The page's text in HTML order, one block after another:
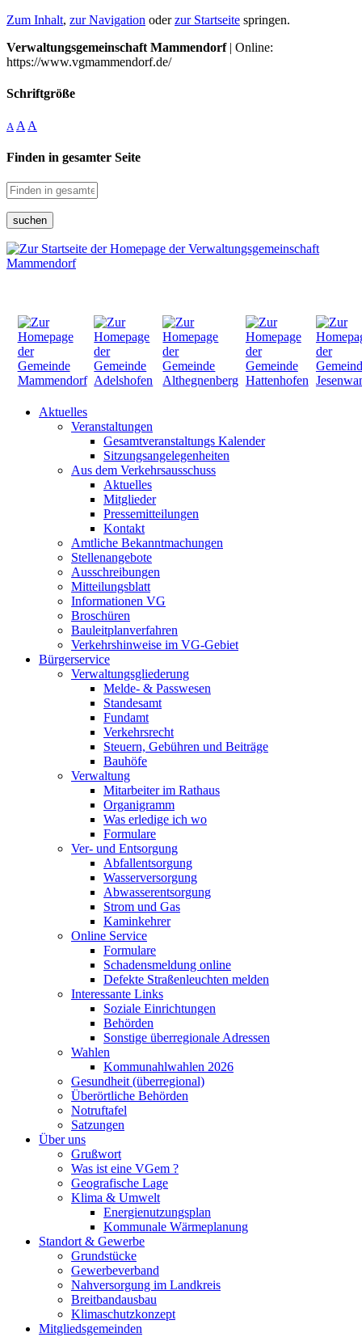
Zum Inhalt, zur Navigation oderzur Startseite springen.
Verwaltungsgemeinschaft Mammendorf| Online:
https://www.vgmammendorf.de/
Schriftgröße
A A A
Finden in gesamter Seite
suchen
Aktuelles
Veranstaltungen
Gesamtveranstaltungs Kalender
Sitzungsangelegenheiten
Aus dem Verkehrsausschuss
Aktuelles
Mitglieder
Pressemitteilungen
Kontakt
Amtliche Bekanntmachungen
Stellenangebote
Ausschreibungen
Mitteilungsblatt
Informationen VG
Broschüren
Bauleitplanverfahren
Verkehrshinweise im VG-Gebiet
Bürgerservice
Verwaltungsgliederung
Melde- & Passwesen
Standesamt
Fundamt
Verkehrsrecht
Steuern, Gebühren und Beiträge
Bauhöfe
Verwaltung
Mitarbeiter im Rathaus
Organigramm
Was erledige ich wo
Formulare
Ver- und Entsorgung
Abfallentsorgung
Wasserversorgung
Abwasserentsorgung
Strom und Gas
Kaminkehrer
Online Service
Formulare
Schadensmeldung online
Defekte Straßenleuchten melden
Interessante Links
Soziale Einrichtungen
Behörden
Sonstige überregionale Adressen
Wahlen
Kommunahlwahlen 2026
Gesundheit (überregional)
Überörtliche Behörden
Notruftafel
Satzungen
Über uns
Grußwort
Was ist eine VGem ?
Geografische Lage
Klima & Umwelt
Energienutzungsplan
Kommunale Wärmeplanung
Standort & Gewerbe
Grundstücke
Gewerbeverband
Nahversorgung im Landkreis
Breitbandausbau
Klimaschutzkonzept
Mitgliedsgemeinden